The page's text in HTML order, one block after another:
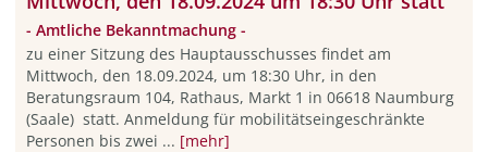
- Amtliche Bekanntmachung -
zu einer Sitzung des Hauptausschusses findet am
Mittwoch, den 18.09.2024, um 18:30 Uhr, in den
Beratungsraum 104, Rathaus, Markt 1 in 06618 Naumburg
(Saale) statt. Anmeldung für mobilitätseingeschränkte
Personen bis zwei ... [mehr]